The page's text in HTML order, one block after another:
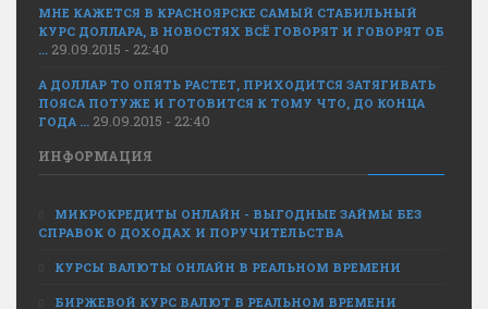
МНЕ КАЖЕТСЯ В КРАСНОЯРСКЕ САМЫЙ СТАБИЛЬНЫЙ
КУРС ДОЛЛАРА, В НОВОСТЯХ ВСЁ ГОВОРЯТ И ГОВОРЯТ ОБ
... 29.09.2015 - 22:40
А ДОЛЛАР ТО ОПЯТЬ РАСТЕТ, ПРИХОДИТСЯ ЗАТЯГИВАТЬ
ПОЯСА ПОТУЖЕ И ГОТОВИТСЯ К ТОМУ ЧТО, ДО КОНЦА
ГОДА ... 29.09.2015 - 22:40
ИНФОРМАЦИЯ
МИКРОКРЕДИТЫ ОНЛАЙН - ВЫГОДНЫЕ ЗАЙМЫ БЕЗ
СПРАВОК О ДОХОДАХ И ПОРУЧИТЕЛЬСТВА
КУРСЫ ВАЛЮТЫ ОНЛАЙН В РЕАЛЬНОМ ВРЕМЕНИ
БИРЖЕВОЙ КУРС ВАЛЮТ В РЕАЛЬНОМ ВРЕМЕНИ